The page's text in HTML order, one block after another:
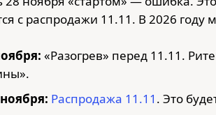
с распродажи 11.11. В 2026
«Разогрев» перед 11.11.
Распродажа 11.11 . Это